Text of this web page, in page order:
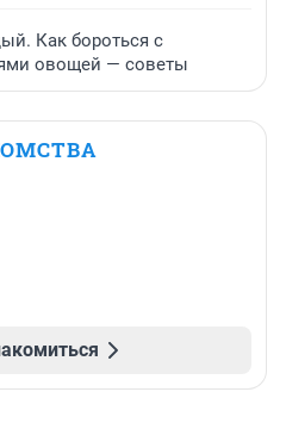
Как бороться с
овощей — советы